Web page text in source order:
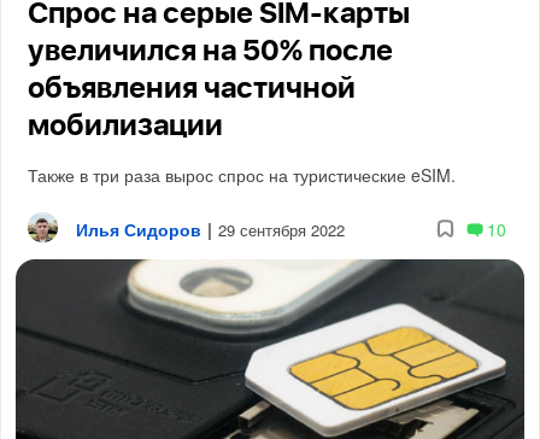
Спрос на серые SIM-карты
увеличился на 50% после
объявления частичной
мобилизации
Также в три раза вырос спрос на туристические eSIM.
Илья Сидоров | 29 сентября 2022 10